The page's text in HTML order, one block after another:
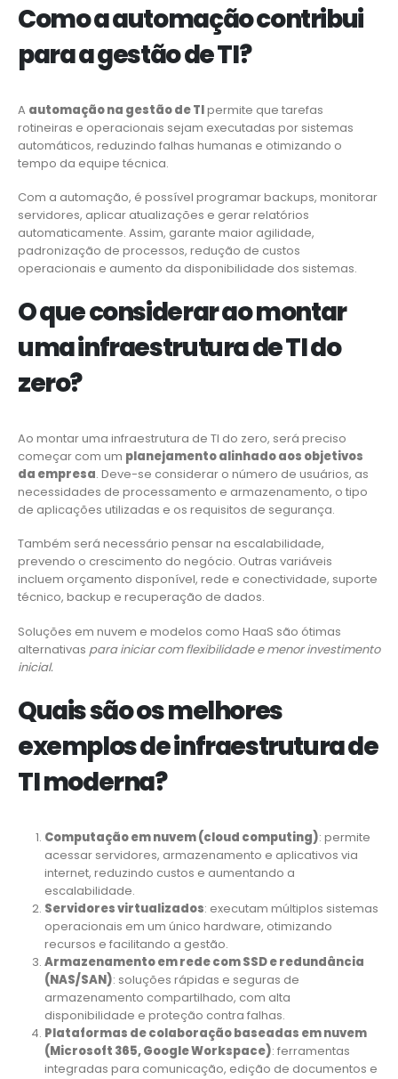
Como a automação contribui
para a gestão de TI?
A automação na gestão de TIpermite que tarefas
rotineiras e operacionais sejam executadas por sistemas
automáticos, reduzindo falhas humanas e otimizando o
tempo da equipe técnica.
Com a automação, é possível programar backups, monitorar
servidores, aplicar atualizações e gerar relatórios
automaticamente. Assim, garante maior agilidade,
padronização de processos, redução de custos
operacionais e aumento da disponibilidade dos sistemas.
O que considerar ao montar
uma infraestrutura de TI do
zero?
Ao montar uma infraestrutura de TI do zero, será preciso
começar com um planejamento alinhado aos objetivos
da empresa. Deve-se considerar o número de usuários, as
necessidades de processamento e armazenamento, o tipo
de aplicações utilizadas e os requisitos de segurança.
Também será necessário pensar na escalabilidade,
prevendo o crescimento do negócio. Outras variáveis
incluem orçamento disponível, rede e conectividade, suporte
técnico, backup e recuperação de dados.
Soluções em nuvem e modelos como HaaS são ótimas
alternativas para iniciar com flexibilidade e menor investimento
inicial.
Quais são os melhores
exemplos de infraestrutura de
TI moderna?
Computação em nuvem (cloud computing): permite
acessar servidores, armazenamento e aplicativos via
internet, reduzindo custos e aumentando a
escalabilidade.
Servidores virtualizados: executam múltiplos sistemas
operacionais em um único hardware, otimizando
recursos e facilitando a gestão.
Armazenamento em rede com SSD e redundância
(NAS/SAN): soluções rápidas e seguras de
armazenamento compartilhado, com alta
disponibilidade e proteção contra falhas.
Plataformas de colaboração baseadas em nuvem
(Microsoft 365, Google Workspace): ferramentas
integradas para comunicação, edição de documentos e